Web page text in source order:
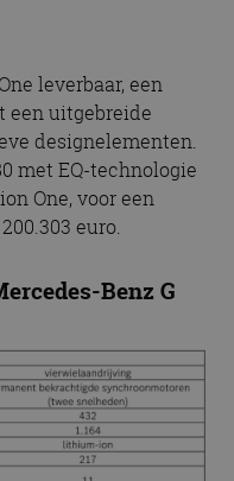
leverbaar, een
een uitgebreide
designelementen.
met EQ-technologie
One, voor een
euro.
Benz G